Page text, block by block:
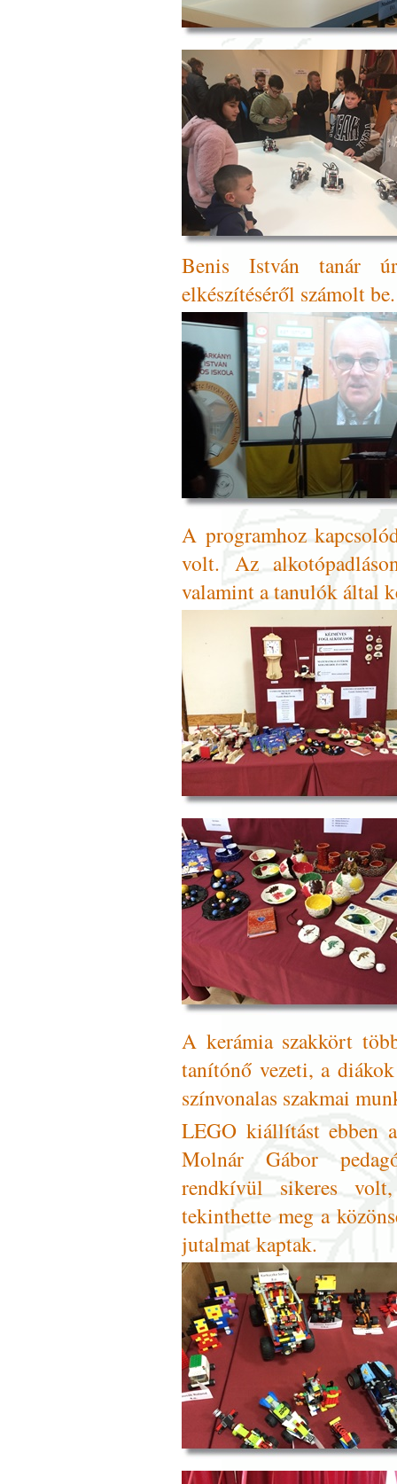
Benis István tanár
elkészítéséről számolt be.
A programhoz
volt. Az
valamint a tanulók által
A kerámia szakkört
tanítónő vezeti, a
színvonalas szakmai
LEGO kiállítást ebben
Molnár Gábor
rendkívül sikeres
tekinthette meg a
jutalmat kaptak.